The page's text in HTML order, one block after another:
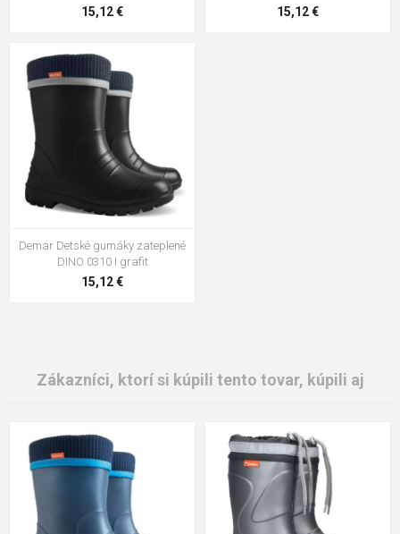
15,12 € 15,12 €
Demar Detské gumáky zateplené
DINO 0310 I grafit
15,12 €
Zákazníci, ktorí si kúpili tento tovar, kúpili aj